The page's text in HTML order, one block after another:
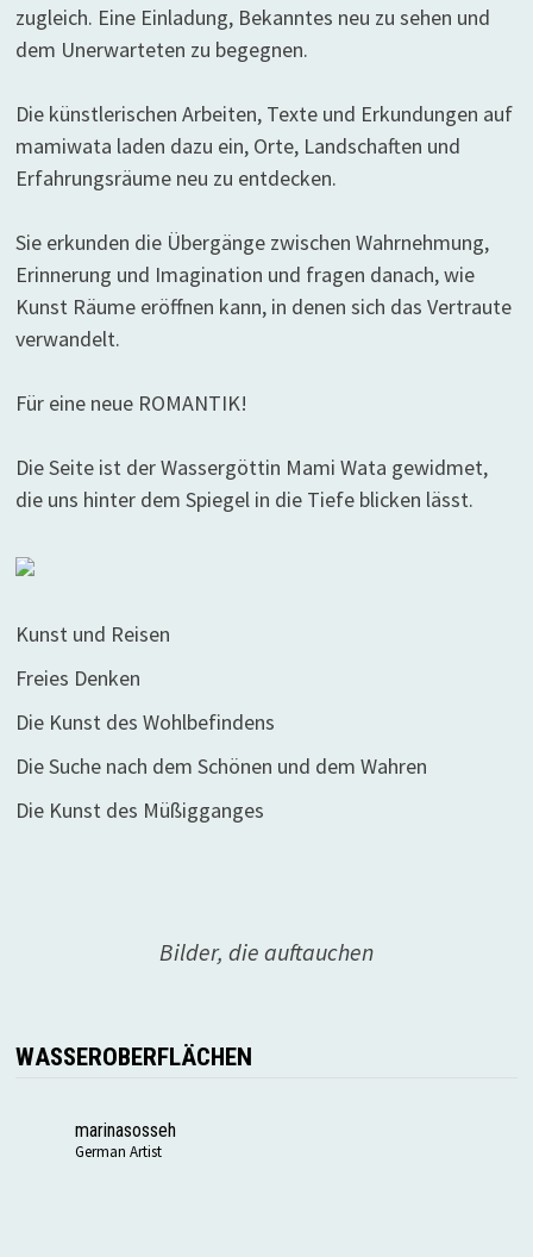
zugleich. Eine Einladung, Bekanntes neu zu sehen und
dem Unerwarteten zu begegnen.
Die künstlerischen Arbeiten, Texte und Erkundungen auf
mamiwata laden dazu ein, Orte, Landschaften und
Erfahrungsräume neu zu entdecken.
Sie erkunden die Übergänge zwischen Wahrnehmung,
Erinnerung und Imagination und fragen danach, wie
Kunst Räume eröffnen kann, in denen sich das Vertraute
verwandelt.
Für eine neue ROMANTIK!
Die Seite ist der Wassergöttin Mami Wata gewidmet,
die uns hinter dem Spiegel in die Tiefe blicken lässt.
Kunst und Reisen
Freies Denken
Die Kunst des Wohlbefindens
Die Suche nach dem Schönen und dem Wahren
Die Kunst des Müßigganges
Bilder, die auftauchen
WASSEROBERFLÄCHEN
marinasosseh
German Artist